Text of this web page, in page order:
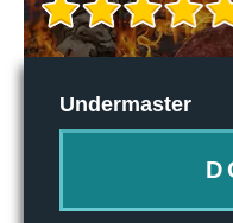
Undermaster